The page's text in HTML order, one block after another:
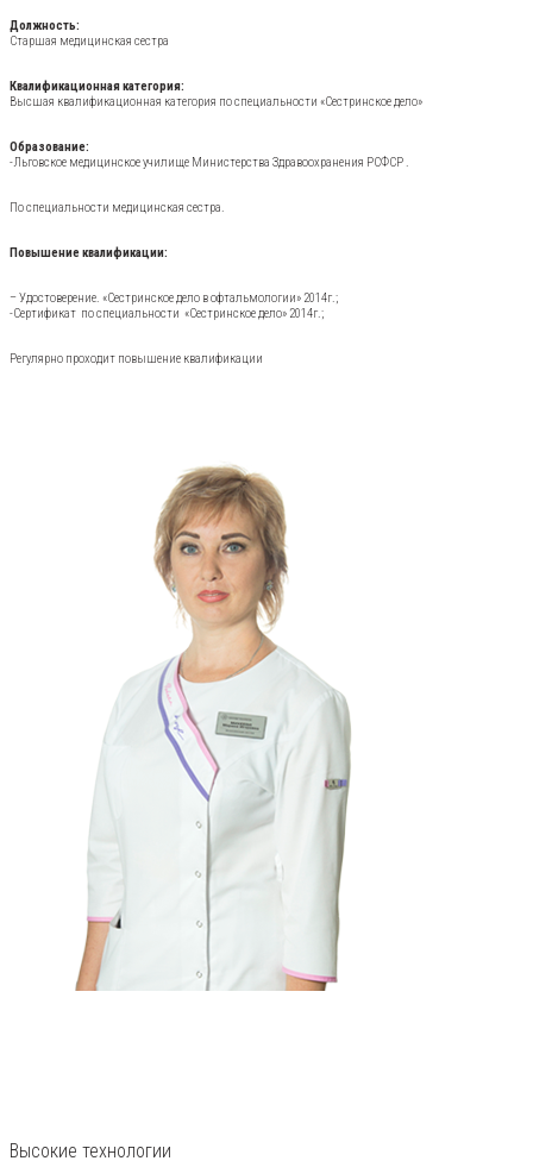
Должность:
Старшая медицинская сестра
Квалификационная категория:
Высшая квалификационная категория по специальности «Сестринское дело»
Образование:
-Льговское медицинское училище Министерства Здравоохранения РСФСР .
По специальности медицинская сестра.
Повышение квалификации:
– Удостоверение. «Сестринское дело в офтальмологии» 2014г.;
-Сертификат по специальности «Сестринское дело» 2014г.;
Регулярно проходит повышение квалификации
Высокие технологии